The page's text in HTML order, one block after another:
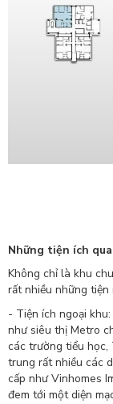
Những tiện ích
Không chỉ là khu
rất nhiều những tiện
- Tiện ích ngoại
như siêu thị Metro
các trường tiểu học,
trung rất nhiều các
cấp như Vinhomes
đem tới một diện